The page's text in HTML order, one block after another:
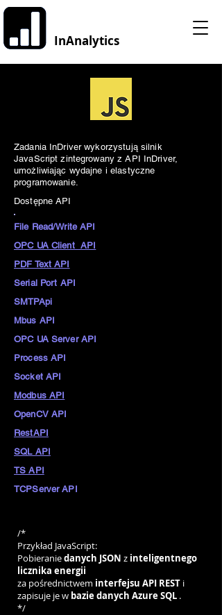
InAnalytics
Zadania InDriver wykorzystują silnik
JavaScript zintegrowany z API InDriver,
umożliwiając wydajne i elastyczne
programowanie.
Dostępne API
File Read/Write API
OPC UA Client API
PDF Text API
Serial Port API
SMTPApi
Mbus API
OPC UA Server API
Process API
Socket API
Modbus API
OpenCV API
RestAPI
SQL API
TS API
TCPServer API
/*
Przykład JavaScript:
Pobieraniedanych JSON z inteligentnego
licznika energii
za pośrednictwem interfejsu API REST i
zapisuje je w bazie danych Azure SQL .
*/